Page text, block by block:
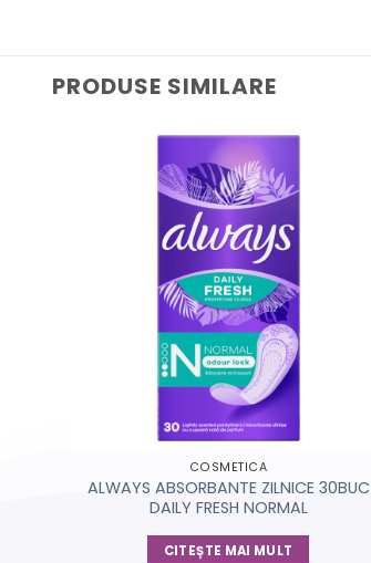
PRODUSE SIMILARE
COSMETICA
ALWAYS ABSORBANTE ZILNICE 30BUC
DAILY FRESH NORMAL
CITEȘTE MAI MULT